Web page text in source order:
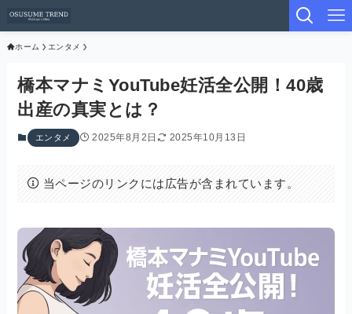
ホーム エンタメ
橋本マナミYouTube妊活全公開！40歳
出産の真実とは？
エンタメ 2025年8月2日 2025年10月13日
当ページのリンクには広告が含まれています。